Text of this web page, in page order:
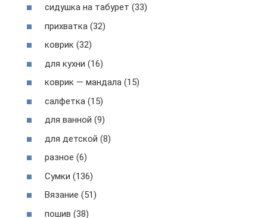
сидушка на табурет (33)
прихватка (32)
коврик (32)
для кухни (16)
коврик — мандала (15)
салфетка (15)
для ванной (9)
для детской (8)
разное (6)
Сумки (136)
Вязание (51)
пошив (38)